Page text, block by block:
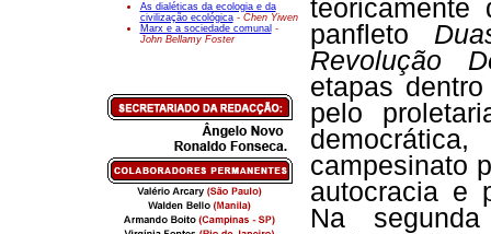
As dialéticas da ecologia e da
civilização ecológica - Chen Yiwen
Marx e a sociedade comunal -
John Bellamy Foster
panfleto
Revolução
etapas
pelo
campesinato
autocracia e
Na